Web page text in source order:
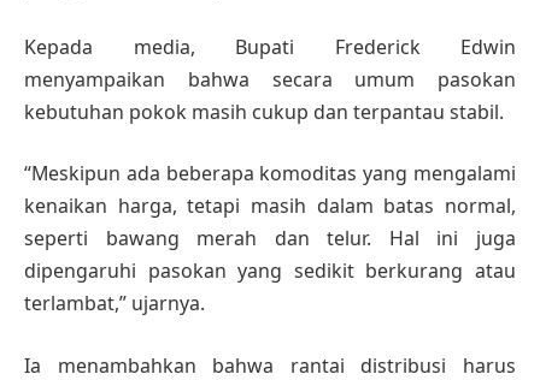
Kepada media, Bupati Frederick Edwin
menyampaikan bahwa secara umum pasokan
kebutuhan pokok masih cukup dan terpantau stabil.
“Meskipun ada beberapa komoditas yang mengalami
kenaikan harga, tetapi masih dalam batas normal,
seperti bawang merah dan telur. Hal ini juga
dipengaruhi pasokan yang sedikit berkurang atau
terlambat,” ujarnya.
Ia menambahkan bahwa rantai distribusi harus